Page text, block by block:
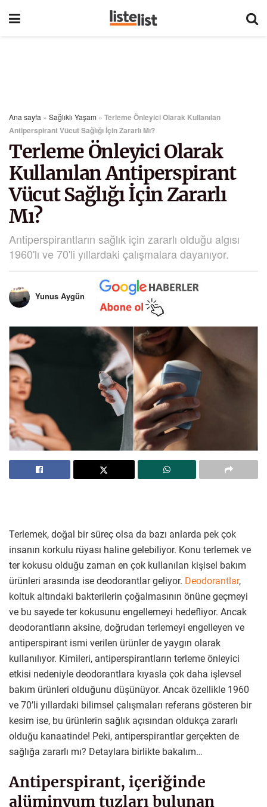
Ana sayfa » Sağlıklı Yaşam » Terleme Önleyici Olarak Kullanılan
Antiperspirant Vücut Sağlığı İçin Zararlı Mı?
Terleme Önleyici Olarak
Kullanılan Antiperspirant
Vücut Sağlığı İçin Zararlı
Mı?
Antiperspirantların sağlık için zararlı olduğu algısı
1960'lı ve 70'li yıllardaki çalışmalara dayanıyor.
Yunus Aygün
Terlemek, doğal bir süreç olsa da bazı anlarda pek çok
insanın korkulu rüyası haline gelebiliyor. Konu terlemek ve
ter kokusu olduğu zaman en çok kullanılan kişisel bakım
ürünleri arasında ise deodorantlar geliyor. Deodorantlar,
koltuk altındaki bakterilerin çoğalmasının önüne geçmeyi
ve bu sayede ter kokusunu engellemeyi hedefliyor. Ancak
deodorantların aksine, doğrudan terlemeyi engelleyen ve
antiperspirant ismi verilen ürünler de yaygın olarak
kullanılıyor. Kimileri, antiperspirantların terleme önleyici
etkisi nedeniyle deodorantlara kıyasla çok daha işlevsel
bakım ürünleri olduğunu düşünüyor. Ancak özellikle 1960
ve 70’li yıllardaki bilimsel çalışmaları referans gösteren bir
kesim ise, bu ürünlerin sağlık açısından oldukça zararlı
olduğu kanaatinde! Peki, antiperspirantlar gerçekten de
sağlığa zararlı mı? Detaylara birlikte bakalım…
Antiperspirant, içeriğinde
alüminyum tuzları bulunan